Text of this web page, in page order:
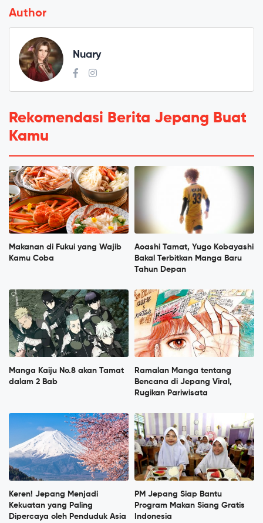
Author
Nuary
Rekomendasi Berita Jepang Buat
Kamu
Makanan di Fukui yang Wajib
Kamu Coba
Aoashi Tamat, Yugo Kobayashi
Bakal Terbitkan Manga Baru
Tahun Depan
Manga Kaiju No.8 akan Tamat
dalam 2 Bab
Ramalan Manga tentang
Bencana di Jepang Viral,
Rugikan Pariwisata
Keren! Jepang Menjadi
Kekuatan yang Paling
Dipercaya oleh Penduduk Asia
PM Jepang Siap Bantu
Program Makan Siang Gratis
Indonesia